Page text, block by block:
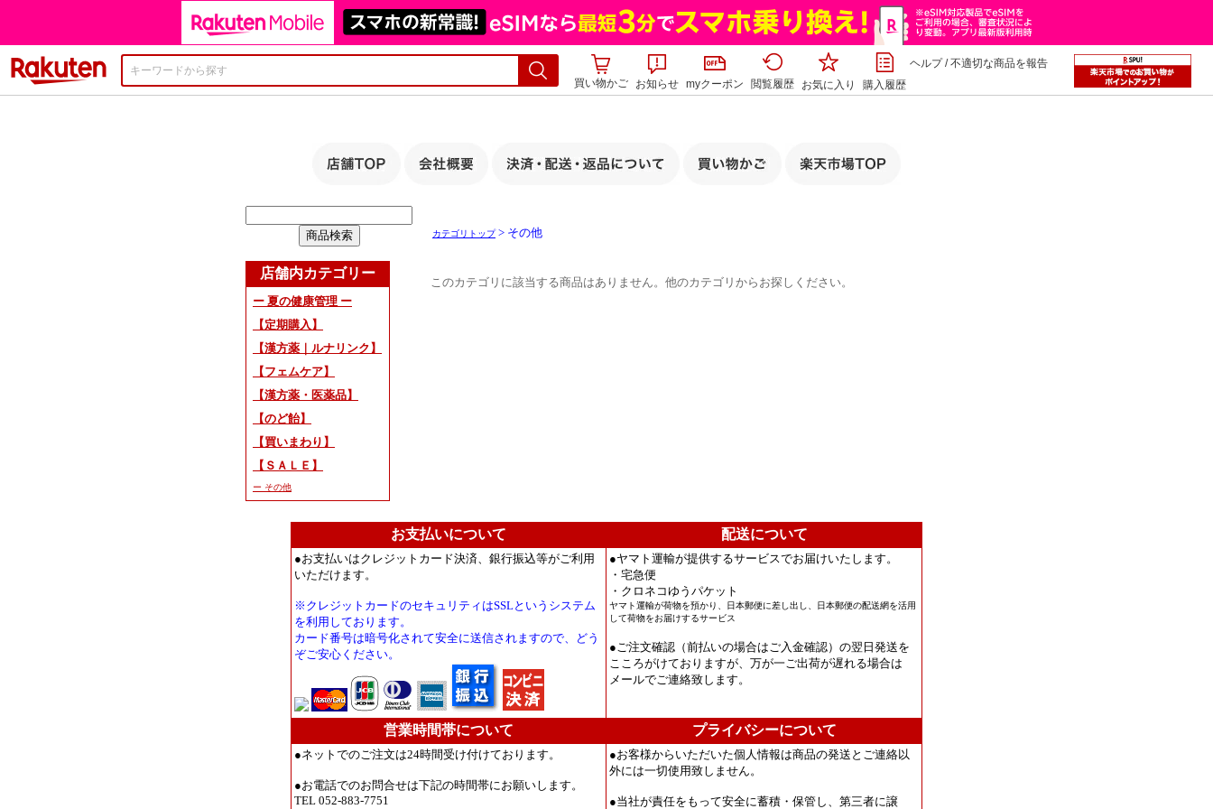
買い物かご
お知らせ myクーポン 閲覧履歴 お気に入り 購入履歴
ヘルプ/不適切な商品を報告
店舗内カテゴリー
ー 夏の健康管理 ー
【定期購入】
【漢方薬｜ルナリンク】
【フェムケア】
【漢方薬・医薬品】
【のど飴】
【買いまわり】
【ＳＡＬＥ】
ー その他
カテゴリトップ> その他
このカテゴリに該当する商品はありません。他のカテゴリからお探しください。
お支払いについて 配送について
●お支払いはクレジットカード決済、銀行振込等がご利用
いただけます。
※クレジットカードのセキュリティはSSLというシステム
を利用しております。
カード番号は暗号化されて安全に送信されますので、どう
ぞご安心ください。
●ヤマト運輸が提供するサービスでお届けいたします。
・宅急便
・クロネコゆうパケット
ヤマト運輸が荷物を預かり、日本郵便に差し出し、日本郵便の配送網を活用
して荷物をお届けするサービス
●ご注文確認（前払いの場合はご入金確認）の翌日発送を
こころがけておりますが、万が一ご出荷が遅れる場合は
メールでご連絡致します。
営業時間帯について プライバシーについて
●ネットでのご注文は24時間受け付けております。
●お電話でのお問合せは下記の時間帯にお願いします。
TEL 052-883-7751
●お客様からいただいた個人情報は商品の発送とご連絡以
外には一切使用致しません。
●当社が責任をもって安全に蓄積・保管し、第三者に譲